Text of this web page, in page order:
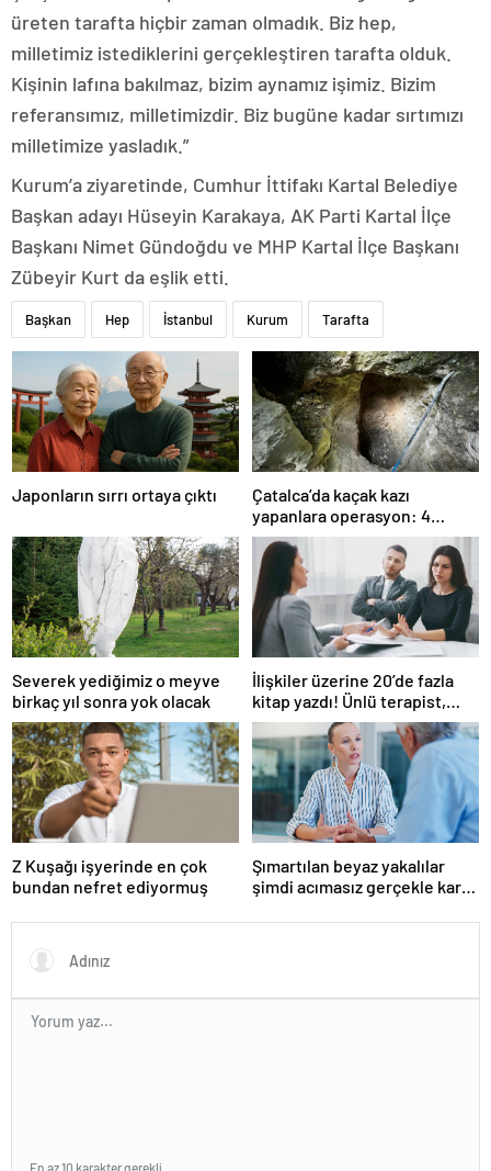
üreten tarafta hiçbir zaman olmadık. Biz hep,
milletimiz istediklerini gerçekleştiren tarafta olduk.
Kişinin lafına bakılmaz, bizim aynamız işimiz. Bizim
referansımız, milletimizdir. Biz bugüne kadar sırtımızı
milletimize yasladık.”
Kurum’a ziyaretinde, Cumhur İttifakı Kartal Belediye
Başkan adayı Hüseyin Karakaya, AK Parti Kartal İlçe
Başkanı Nimet Gündoğdu ve MHP Kartal İlçe Başkanı
Zübeyir Kurt da eşlik etti.
Başkan Hep İstanbul Kurum Tarafta
Japonların sırrı ortaya çıktı
Çatalca’da kaçak kazı
yapanlara operasyon: 4
gözaltı
Severek yediğimiz o meyve
birkaç yıl sonra yok olacak
İlişkiler üzerine 20’de fazla
kitap yazdı! Ünlü terapist,
boşanmaların gerçek
suçlularını açıklıyor
Z Kuşağı işyerinde en çok
bundan nefret ediyormuş
Şımartılan beyaz yakalılar
şimdi acımasız gerçekle karşı
En az 10 karakter gerekli